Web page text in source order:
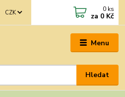
Menu
CZK
Hledat
0 ks
za 0 Kč